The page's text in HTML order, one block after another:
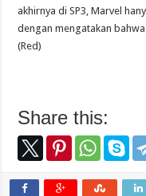
akhirnya di SP3, Marvel
dengan mengatakan
(Red)
Share this: